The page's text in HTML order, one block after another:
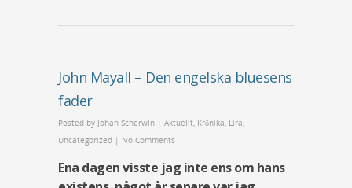
John Mayall – Den engelska bluesens
fader
Posted by Johan Scherwin | Aktuellt Krönika Lira
Uncategorized | No Comments
Ena dagen visste jag inte ens om hans